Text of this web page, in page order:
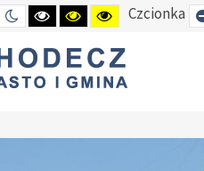
TRYB
NOCNY
HIGH
CONTRAST
BLACK
WHITE
MODE
HIGH
CONTRAST
BLACK
YELLOW
MODE
HIGH
CONTRAST
YELLOW
BLACK
MODE
Czcionka